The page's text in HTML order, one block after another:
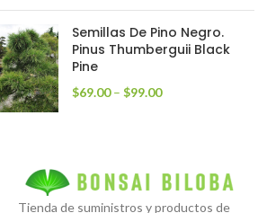
Semillas De Pino Negro.
Pinus Thumberguii Black
Pine
$69.00 – $99.00
Tienda de suministros y productos de